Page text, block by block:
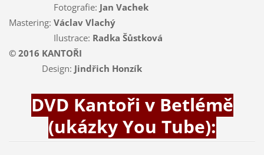
Fotografie: Jan Vachek
Mastering: Václav Vlachý
Ilustrace: Radka Šůstková
© 2016 KANTOŘI
Design: Jindřich Honzík
DVD Kantoři v Betlémě
(ukázky You Tube):